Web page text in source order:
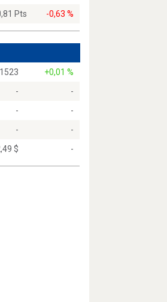
Pts -0,63 %
+0,01 %
-
-
-
-
-
-
$ -